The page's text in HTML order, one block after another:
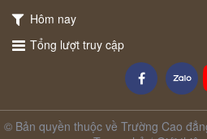
Hôm nay
Tổng lượt truy cập
© Bản quyền thuộc về Trường Cao